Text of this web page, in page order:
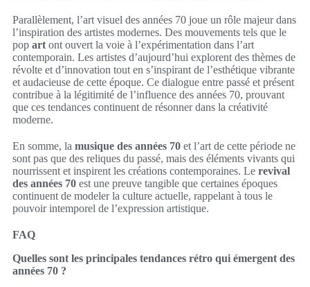
Parallèlement, l’art visuel des années 70 joue un rôle majeur dans
l’inspiration des artistes modernes. Des mouvements tels que le
pop art ont ouvert la voie à l’expérimentation dans l’art
contemporain. Les artistes d’aujourd’hui explorent des thèmes de
révolte et d’innovation tout en s’inspirant de l’esthétique vibrante
et audacieuse de cette époque. Ce dialogue entre passé et présent
contribue à la légitimité de l’influence des années 70, prouvant
que ces tendances continuent de résonner dans la créativité
moderne.
En somme, la musique des années 70 et l’art de cette période ne
sont pas que des reliques du passé, mais des éléments vivants qui
nourrissent et inspirent les créations contemporaines. Le revival
des années 70 est une preuve tangible que certaines époques
continuent de modeler la culture actuelle, rappelant à tous le
pouvoir intemporel de l’expression artistique.
FAQ
Quelles sont les principales tendances rétro qui émergent des
années 70 ?